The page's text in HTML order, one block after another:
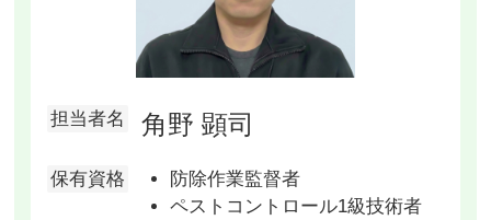
担当者名 角野 顕司
保有資格
防除作業監督者
ペストコントロール1級技術者